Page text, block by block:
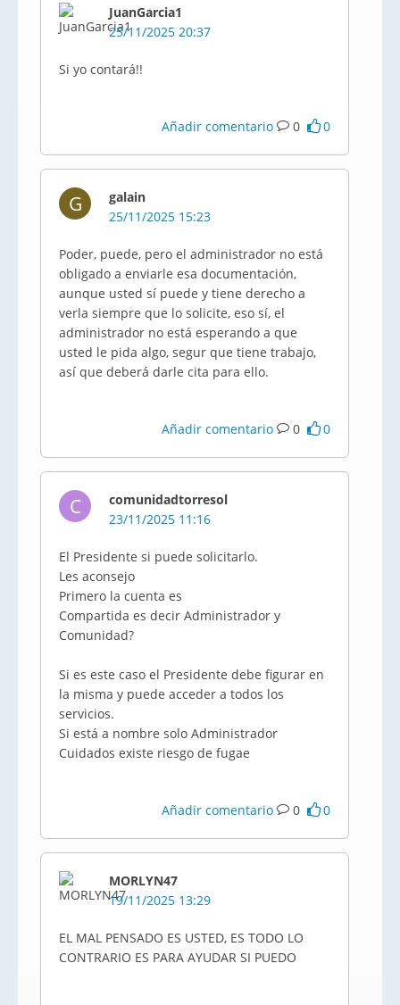
JuanGarcia1
25/11/2025 20:37
Si yo contará!!
Añadir comentario 0 0
G
galain
25/11/2025 15:23
Poder, puede, pero el administrador no está
obligado a enviarle esa documentación,
aunque usted sí puede y tiene derecho a
verla siempre que lo solicite, eso sí, el
administrador no está esperando a que
usted le pida algo, segur que tiene trabajo,
así que deberá darle cita para ello.
Añadir comentario 0 0
C
comunidadtorresol
23/11/2025 11:16
El Presidente si puede solicitarlo.
Les aconsejo
Primero la cuenta es
Compartida es decir Administrador y
Comunidad?
Si es este caso el Presidente debe figurar en
la misma y puede acceder a todos los
servicios.
Si está a nombre solo Administrador
Cuidados existe riesgo de fugae
Añadir comentario 0 0
MORLYN47
19/11/2025 13:29
EL MAL PENSADO ES USTED, ES TODO LO
CONTRARIO ES PARA AYUDAR SI PUEDO